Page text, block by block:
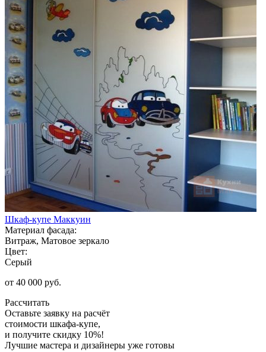
Шкаф-купе Маккуин
Материал фасада:
Витраж, Матовое зеркало
Цвет:
Серый
от 40 000 руб.
Рассчитать
Оставьте заявку на расчёт
стоимости шкафа-купе,
и получите скидку 10%!
Лучшие мастера и дизайнеры уже готовы